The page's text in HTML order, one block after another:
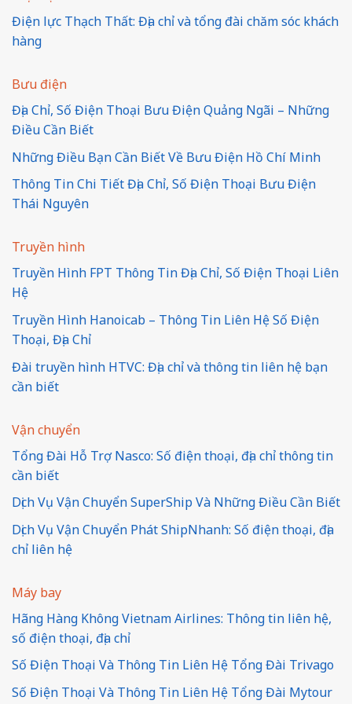
Điện lực Thạch Thất: Địa chỉ và tổng đài chăm sóc khách
hàng
Bưu điện
Địa Chỉ, Số Điện Thoại Bưu Điện Quảng Ngãi – Những
Điều Cần Biết
Những Điều Bạn Cần Biết Về Bưu Điện Hồ Chí Minh
Thông Tin Chi Tiết Địa Chỉ, Số Điện Thoại Bưu Điện
Thái Nguyên
Truyền hình
Truyền Hình FPT Thông Tin Địa Chỉ, Số Điện Thoại Liên
Hệ
Truyền Hình Hanoicab – Thông Tin Liên Hệ Số Điện
Thoại, Địa Chỉ
Đài truyền hình HTVC: Địa chỉ và thông tin liên hệ bạn
cần biết
Vận chuyển
Tổng Đài Hỗ Trợ Nasco: Số điện thoại, địa chỉ thông tin
cần biết
Dịch Vụ Vận Chuyển SuperShip Và Những Điều Cần Biết
Dịch Vụ Vận Chuyển Phát ShipNhanh: Số điện thoại, địa
chỉ liên hệ
Máy bay
Hãng Hàng Không Vietnam Airlines: Thông tin liên hệ,
số điện thoại, địa chỉ
Số Điện Thoại Và Thông Tin Liên Hệ Tổng Đài Trivago
Số Điện Thoại Và Thông Tin Liên Hệ Tổng Đài Mytour